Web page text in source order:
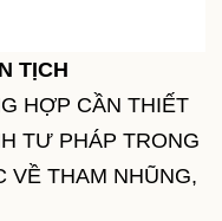
TỊCH
HỢP CẦN THIẾT
TƯ PHÁP TRONG
VỀ THAM NHŨNG,